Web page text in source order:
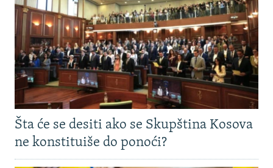
Šta će se desiti ako se Skupština Kosova
ne konstituiše do ponoći?